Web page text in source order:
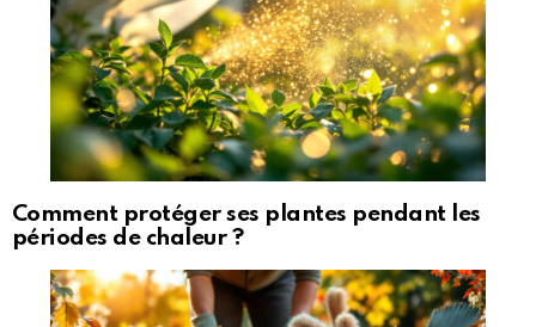
Comment protéger ses plantes pendant les
périodes de chaleur ?